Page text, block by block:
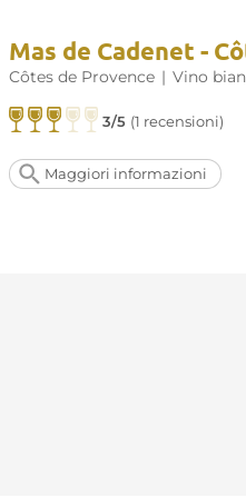
Mas de Cadenet -
Côtes de Provence | Vino
3/5 (1 recensioni)
Maggiori informazioni